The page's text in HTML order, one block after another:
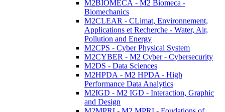
M2BIOMECA - M2 Biomeca -
Biomechanics
M2CLEAR - CLimat, Environnement,
Applications et Recherche - Water, Air,
Pollution and Energy
M2CPS - Cyber Physical System
M2CYBER - M2 Cyber - Cybersecurity
M2DS - Data Sciences
M2HPDA - M2 HPDA - High
Performance Data Analytics
M2IGD - M2 IGD - Interaction, Graphic
and Design